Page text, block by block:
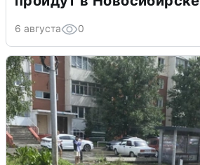
6 августа 0